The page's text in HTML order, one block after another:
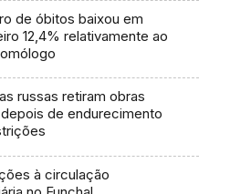
de óbitos baixou em
12,4% relativamente ao
russas retiram obras
de endurecimento
à circulação